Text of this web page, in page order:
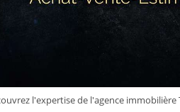
l'expertise de l'agence